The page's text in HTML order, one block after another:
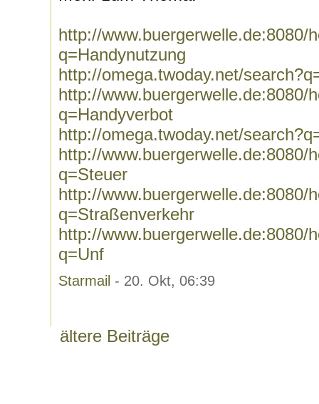
http://www.buergerwelle.de:8080/
q=Handynutzung
http://omega.twoday.net/
http://www.buergerwelle.de:8080/
q=Handyverbot
http://omega.twoday.net/
http://www.buergerwelle.de:8080/
q=Steuer
http://www.buergerwelle.de:8080/
q=Straßenverkehr
http://www.buergerwelle.de:8080/
q=Unf
Starmail - 20. Okt, 06:39
ältere Beiträge